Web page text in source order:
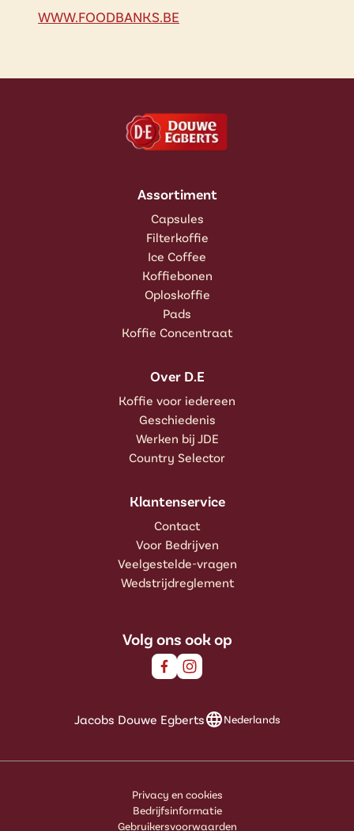
WWW.FOODBANKS.BE
Assortiment
Capsules
Filterkoffie
Ice Coffee
Koffiebonen
Oploskoffie
Pads
Koffie Concentraat
Over D.E
Koffie voor iedereen
Geschiedenis
Werken bij JDE
Country Selector
Klantenservice
Contact
Voor Bedrijven
Veelgestelde-vragen
Wedstrijdreglement
Volg ons ook op
Jacobs Douwe Egberts Nederlands
Privacy en cookies
Bedrijfsinformatie
Gebruikersvoorwaarden